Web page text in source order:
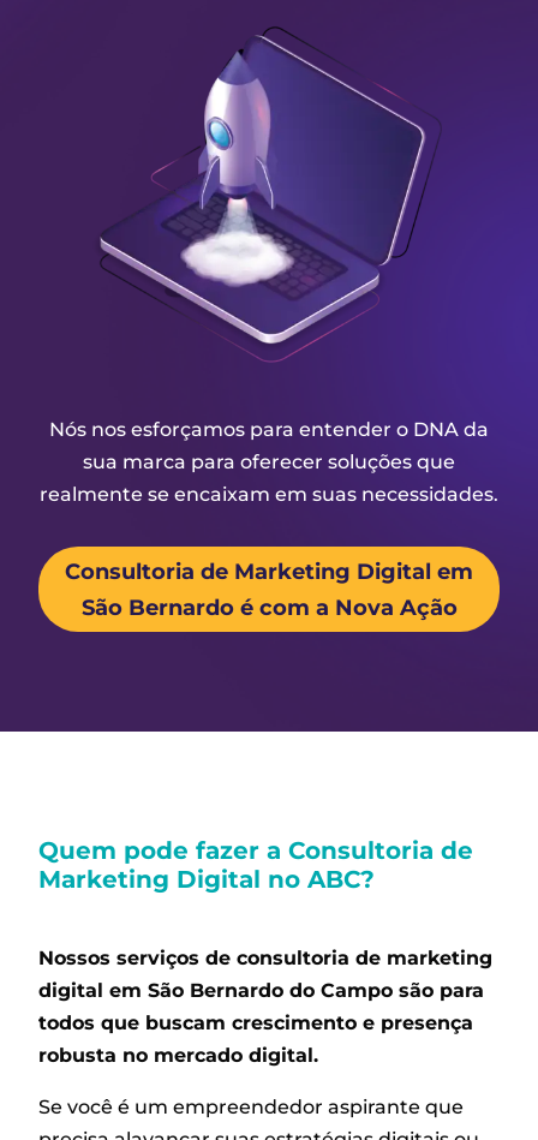
Nós nos esforçamos para entender o DNA da
sua marca para oferecer soluções que
realmente se encaixam em suas necessidades.
Consultoria de Marketing Digital em
São Bernardo é com a Nova Ação
Quem pode fazer a Consultoria de
Marketing Digital no ABC?
Nossos serviços deconsultoria de marketing
digital em São Bernardo do Campo são para
todos que buscam crescimento e presença
robusta no mercado digital.
Se você é um empreendedor aspirante que